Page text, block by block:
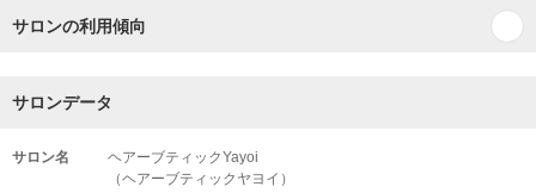
サロンの利用傾向
サロンデータ
サロン名
ヘアーブティックYayoi
（ヘアーブティックヤヨイ）